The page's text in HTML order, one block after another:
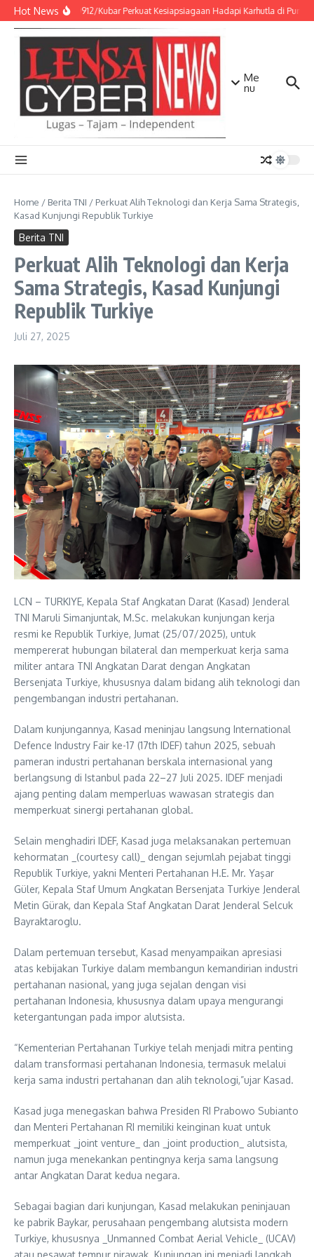
Lewati ke konten
Hot NewsKodim 0912/Kubar Perkuat Kesiapsiagaan Hadapi Karhutla di
Me
nu
Home / Berita TNI / Perkuat Alih Teknologi dan Kerja Sama Strategis,
Kasad Kunjungi Republik Turkiye
Berita TNI
Perkuat Alih Teknologi dan Kerja
Sama Strategis, Kasad Kunjungi
Republik Turkiye
Juli 27, 2025
LCN – TURKIYE, Kepala Staf Angkatan Darat (Kasad) Jenderal
TNI Maruli Simanjuntak, M.Sc. melakukan kunjungan kerja
resmi ke Republik Turkiye, Jumat (25/07/2025), untuk
mempererat hubungan bilateral dan memperkuat kerja sama
militer antara TNI Angkatan Darat dengan Angkatan
Bersenjata Turkiye, khususnya dalam bidang alih teknologi dan
pengembangan industri pertahanan.
Dalam kunjungannya, Kasad meninjau langsung International
Defence Industry Fair ke-17 (17th IDEF) tahun 2025, sebuah
pameran industri pertahanan berskala internasional yang
berlangsung di Istanbul pada 22–27 Juli 2025. IDEF menjadi
ajang penting dalam memperluas wawasan strategis dan
memperkuat sinergi pertahanan global.
Selain menghadiri IDEF, Kasad juga melaksanakan pertemuan
kehormatan _(courtesy call)_ dengan sejumlah pejabat tinggi
Republik Turkiye, yakni Menteri Pertahanan H.E. Mr. Yaşar
Güler, Kepala Staf Umum Angkatan Bersenjata Turkiye Jenderal
Metin Gürak, dan Kepala Staf Angkatan Darat Jenderal Selcuk
Bayraktaroglu.
Dalam pertemuan tersebut, Kasad menyampaikan apresiasi
atas kebijakan Turkiye dalam membangun kemandirian industri
pertahanan nasional, yang juga sejalan dengan visi
pertahanan Indonesia, khususnya dalam upaya mengurangi
ketergantungan pada impor alutsista.
“Kementerian Pertahanan Turkiye telah menjadi mitra penting
dalam transformasi pertahanan Indonesia, termasuk melalui
kerja sama industri pertahanan dan alih teknologi,”ujar Kasad.
Kasad juga menegaskan bahwa Presiden RI Prabowo Subianto
dan Menteri Pertahanan RI memiliki keinginan kuat untuk
memperkuat _joint venture_ dan _joint production_ alutsista,
namun juga menekankan pentingnya kerja sama langsung
antar Angkatan Darat kedua negara.
Sebagai bagian dari kunjungan, Kasad melakukan peninjauan
ke pabrik Baykar, perusahaan pengembang alutsista modern
Turkiye, khususnya _Unmanned Combat Aerial Vehicle_ (UCAV)
atau pesawat tempur nirawak. Kunjungan ini menjadi langkah